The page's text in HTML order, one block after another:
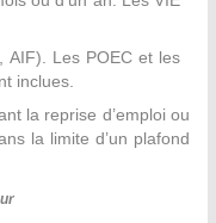
AIF). Les POEC et les
inclues.
la reprise d’emploi ou
la limite d’un plafond